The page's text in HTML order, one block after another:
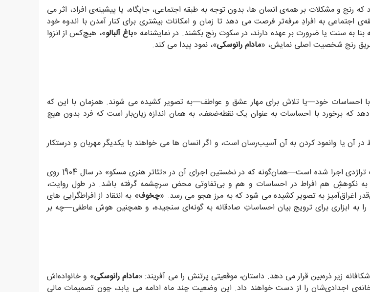
رنج و مشکلات بر همه‌ی انسان ها، بدون توجه به طبقه اجتماعی، جایگاه، یا پیشینه‌ی افراد، اثر می
به افرادِ مرفه‌تر فرصت می دهد تا زمان و امکانات بیشتری برای کنار آمدن با اندوه خود
بنا به سنت یا ضرورت بر عهده دارند، در سکوت رنج بکشند. در نمایشنامه «باغ آلبالو»، هیچ‌کس از انزوا
طریق رنج شخصیت اصلی نمایش، «مادام رانوسکی»، نمود پیدا می کند.
با احساسات خود—یا تلاش برای مهار عشق و عواطف—به تصویر کشیده می شوند. همزمان با این که
که برخورد با احساسات به عنوان یک نقطه‌ضعف، به همان اندازه زیان‌بار است که فرد بدون هیچ
در آن یا وانمود کردن به آن آسیب‌رسان است، و اگر انسان ها می خواهند با یکدیگر مهربان و درستکار
» در قالب اثری کمدی نوشته شد، اما اغلب به شکل یک تراژدی اجرا شده است—همان‌گونه که در نخستین اجرای آن در «تئاتر هنری مسکو» در سال 1904 روی
به نکوهشِ هم افراط در احساسات و هم و بی‌تفاوتی محض سرچشمه گرفته باشد. در طول روایت،
اغراق‌آمیز به تصویر کشیده می شود که به مرز هجو می رسد. «چخوف» به انتقاد از افراطگرایی های
را به ابزاری برای ترویج بیان احساساتِ صادقانه به گونه‌ای سنجیده، و همچنین هوش عاطفی—چه بر
زیر ذره‌بین قرار می دهد. داستان، موقعیتی پرتنش را می آفریند: «مادام رانوسکی» و خانواده‌اش
خانه‌ی اجدادی‌شان را از دست خواهند داد. این وضعیت چند ماه ادامه می یابد، چون تصمیمات مالیِ